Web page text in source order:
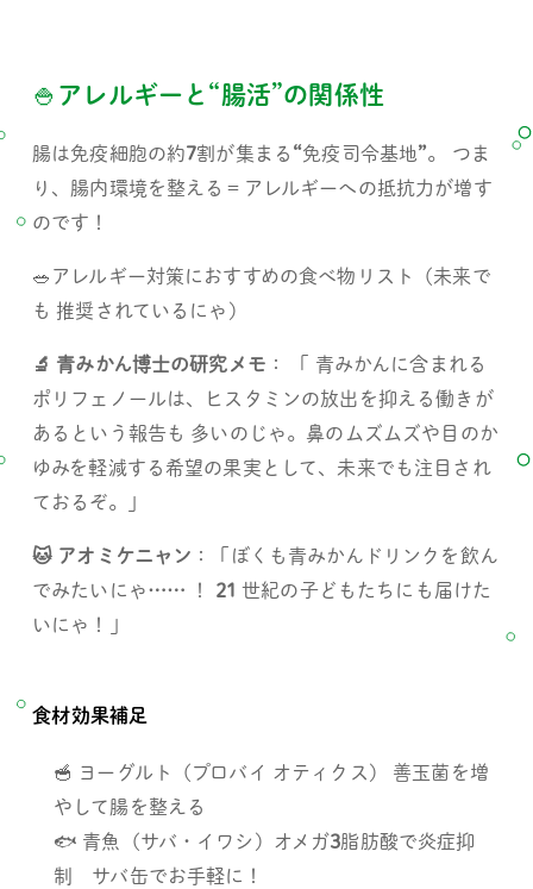
🍚アレルギーと “腸活”の関係性
腸は免疫細胞の約7割が集まる “免疫司令基地”。 つま
り、腸内環境を整える＝アレルギーへの抵抗力が増す
のです！
🥗アレルギー対策におすすめの食べ物リスト（未来で
も 推奨されているにゃ）
🔬 青みかん博士の研究メモ ： 「 青みかんに含まれる
ポリフェノールは、ヒスタミンの放出を抑える働きが
あるという報告も 多いのじゃ。鼻のムズムズや目のか
ゆみを軽減する希望の果実として、未来でも注目され
ておるぞ。」
🐱 アオミケニャン ：「ぼくも青みかんドリンクを飲ん
でみたいにゃ…… ！ 21 世紀の子どもたちにも届けた
いにゃ！」
食材効果補足
🥣 ヨーグルト（プロバイ オティクス） 善玉菌を増
やして腸を整える
🐟 青魚（サバ・イワシ）オメガ3脂肪酸で炎症抑
制　サバ缶でお手軽に！